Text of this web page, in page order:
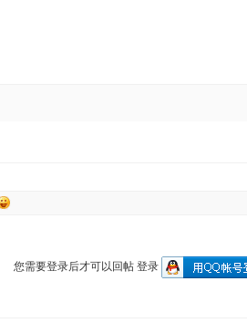
您需要登录后才可以回帖 登录